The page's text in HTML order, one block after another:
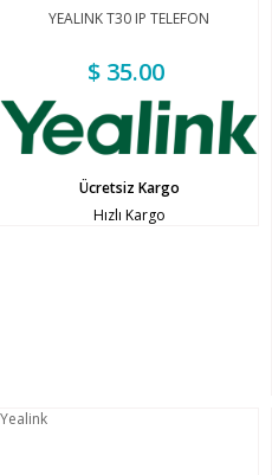
YEALINK T30 IP TELEFON
$ 35.00
Ücretsiz Kargo
Hızlı Kargo
Yealink